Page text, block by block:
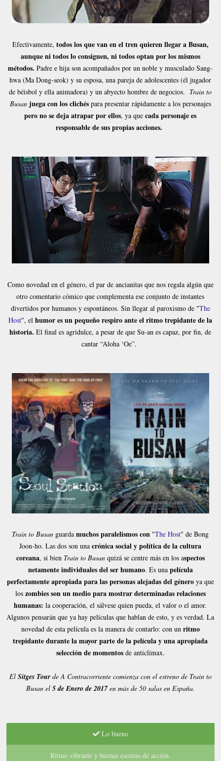
Efectivamente, todos los que van en el tren quieren llegar a Busan,
aunque ni todos lo consiguen, ni todos optan por los mismos
métodos. Padre e hija son acompañados por un noble y musculado Sang-
hwa (Ma Dong-seok) y su esposa, una pareja de adolescentes (él jugador
de béisbol y ella animadora) y un abyecto hombre de negocios. Train to
Busanjuega con los clichéspara presentar rápidamente a los personajes
pero no se deja atrapar por ellos, ya quecada personaje es
responsable de sus propias acciones.
Como novedad en el género, el par de ancianitas que nos regala algún que
otro comentario cómico que complementa ese conjunto de instantes
divertidos por humanos y espontáneos. Sin llegar al paroxismo de "The
Host", elhumor es un pequeño respiro ante el ritmo trepidante de la
historia. El final es agridulce, a pesar de que Su-an es capaz, por fin, de
cantar “Aloha ‘Oe”.
Train to Busan guardamuchos paralelismos con "The Host" de Bong
Joon-ho. Las dos son una crónica social y política de la cultura
coreana, si bien Train to Busan quizá se centre más en los aspectos
netamente individuales del ser humano. Es una película
perfectamente apropiada para las personas alejadas del género ya que
los zombies son un medio para mostrar determinadas relaciones
humanas: la cooperación, el sálvese quien pueda, el valor o el amor.
Algunos pensarán que ya hay películas que hablan de esto, y es verdad. La
novedad de esta película es la manera de contarlo: con unritmo
trepidante durante la mayor parte de la película y una apropiada
selección de momentosde anticlímax.
El Sitges Tourde A Contracorriente comienza con el estreno de Train to
Busan el5 de Enero de 2017en más de 50 salas en España.
Lo bueno
Ritmo vibrante y buenas escenas de acción.